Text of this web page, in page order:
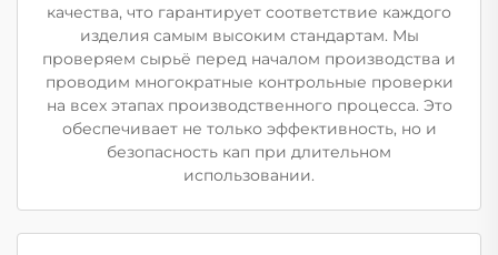
качества, что гарантирует соответствие каждого
изделия самым высоким стандартам. Мы
проверяем сырьё перед началом производства и
проводим многократные контрольные проверки
на всех этапах производственного процесса. Это
обеспечивает не только эффективность, но и
безопасность кап при длительном
использовании.